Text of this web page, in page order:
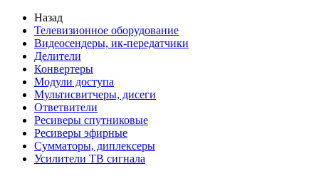
Назад
Телевизионное оборудование
Видеосендеры, ик-передатчики
Делители
Конвертеры
Модули доступа
Мультисвитчеры, дисеги
Ответвители
Ресиверы спутниковые
Ресиверы эфирные
Сумматоры, диплексеры
Усилители ТВ сигнала